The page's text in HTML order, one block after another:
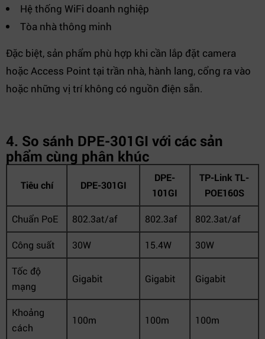
Hệ thống WiFi doanh nghiệp
Tòa nhà thông minh
Đặc biệt, sản phẩm phù hợp khi cần lắp đặt camera
hoặc Access Point tại trần nhà, hành lang, cổng ra vào
hoặc những vị trí không có nguồn điện sẵn.
4. So sánh DPE-301GI với các sản
phẩm cùng phân khúc
Tiêu chí DPE-301GI
DPE-
101GI
TP-Link TL-
POE160S
Chuẩn PoE 802.3at/af 802.3af 802.3at/af
Công suất 30W 15.4W 30W
Tốc độ
mạng
Gigabit Gigabit Gigabit
Khoảng
cách
100m 100m 100m